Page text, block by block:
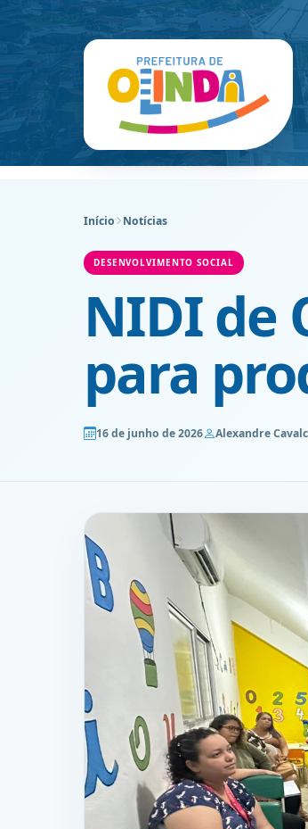
Início Notícias
DESENVOLVIMENTO SOCIAL
NIDI de
para
16 de junho de 2026 Alexandre